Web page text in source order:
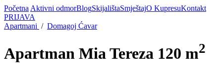
Početna Aktivni odmorBlogSkijalištaSmještajO KupresuKontakt
PRIJAVA
Apartmani / Domagoj Ćavar
Apartman Mia Tereza 120 m2